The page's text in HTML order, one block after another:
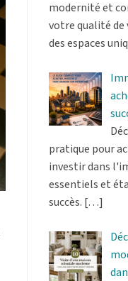
modernité et
votre qualité de
des espaces
pratique pour
investir dans
essentiels et
succès. […]